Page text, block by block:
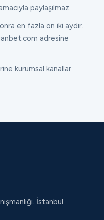
paylaşılmaz.
en fazla on iki aydır.
adresine
kurumsal kanallar
İstanbul